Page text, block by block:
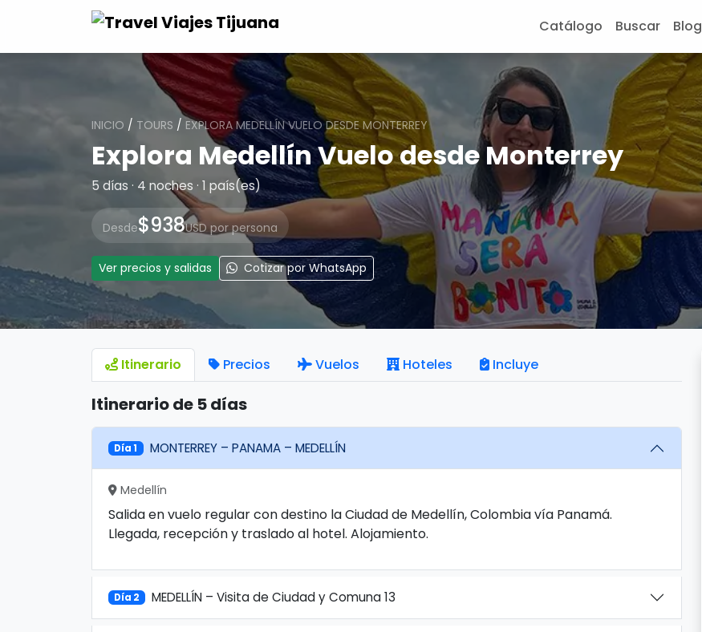
Catálogo Buscar Blog
INICIO / TOURS / EXPLORA MEDELLÍN VUELO DESDE MONTERREY
Explora Medellín Vuelo desde Monterrey
5 días · 4 noches · 1 país(es)
Desde$938USD por persona
Ver precios y salidas Cotizar por WhatsApp
Itinerario Precios Vuelos Hoteles Incluye
Itinerario de 5 días
Día 1 MONTERREY – PANAMA – MEDELLÍN
Medellín
Salida en vuelo regular con destino la Ciudad de Medellín, Colombia vía Panamá.
Llegada, recepción y traslado al hotel. Alojamiento.
Día 2 MEDELLÍN – Visita de Ciudad y Comuna 13